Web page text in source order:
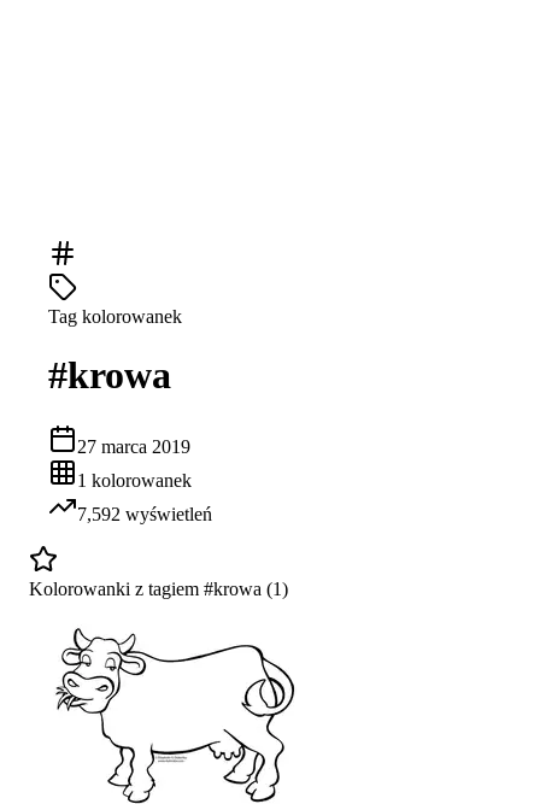
Tag kolorowanek
#krowa
27 marca 2019
1 kolorowanek
7,592 wyświetleń
Kolorowanki z tagiem #krowa (1)